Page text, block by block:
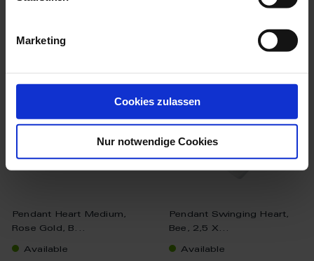
Marketing
Cookies zulassen
Nur notwendige Cookies
more products from the
porcelain pendants collection
Pendant Heart Medium,
Rose Gold, B...
Available
Pendant Swinging Heart,
Bee, 2,5 X...
Available